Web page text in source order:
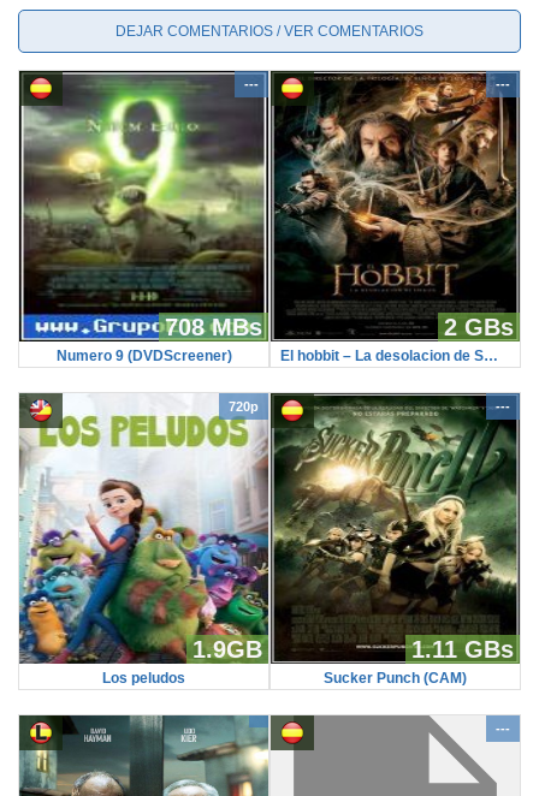
DEJAR COMENTARIOS / VER COMENTARIOS
---
708 MBs
Numero 9 (DVDScreener)
---
2 GBs
El hobbit – La desolacion de Smaug (BR-Screener)
720p
1.9GB
Los peludos
---
1.11 GBs
Sucker Punch (CAM)
---